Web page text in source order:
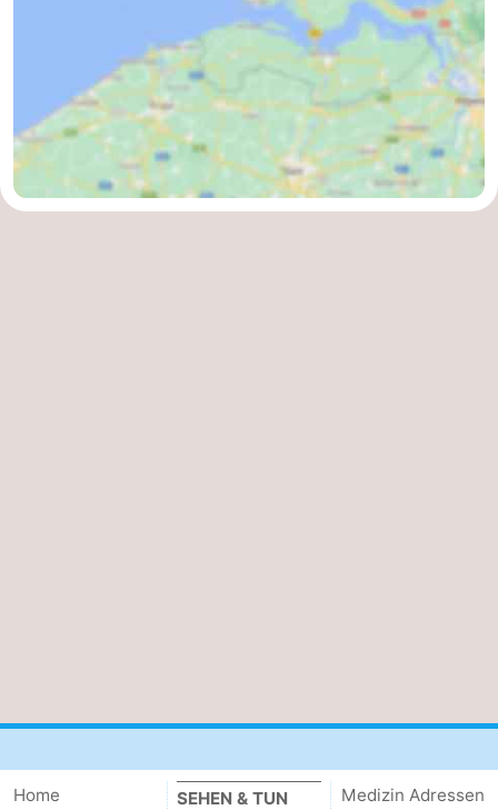
Zeebrugge
Blankenberge
Wenduine
Wetter
Home
SEHEN & TUN
Medizin Adressen